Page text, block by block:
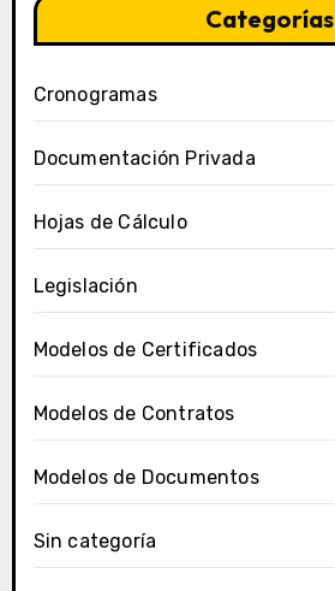
Categorías
Cronogramas
Documentación Privada
Hojas de Cálculo
Legislación
Modelos de Certificados
Modelos de Contratos
Modelos de Documentos
Sin categoría